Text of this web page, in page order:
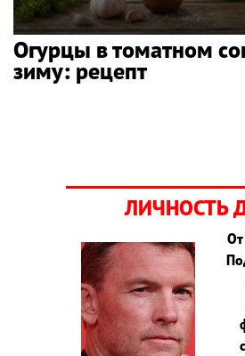
Огурцы в томатном
зиму: рецепт
ЛИЧНОСТЬ